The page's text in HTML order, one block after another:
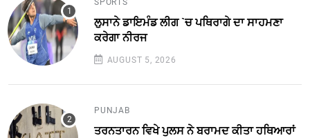
SPORTS
ਲੁਸਾਨੇ ਡਾਇਮੰਡ ਲੀਗ `ਚ ਪਥਿਰਾਗੇ ਦਾ ਸਾਹਮਣਾ
ਕਰੇਗਾ ਨੀਰਜ
AUGUST 5, 2026
PUNJAB
ਤਰਨਤਾਰਨ ਵਿਖੇ ਪੁਲਸ ਨੇ ਬਰਾਮਦ ਕੀਤਾ ਹਥਿਆਰਾਂ